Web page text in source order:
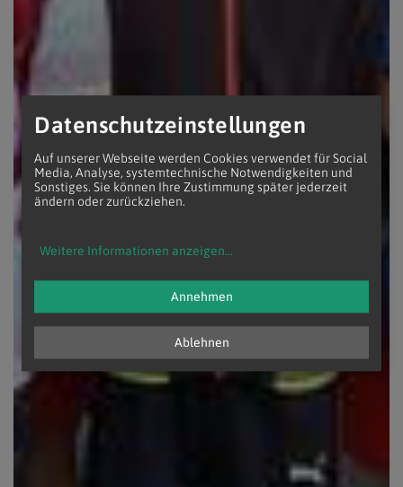
Datenschutzeinstellungen
Auf unserer Webseite werden Cookies verwendet für Social
Media, Analyse, systemtechnische Notwendigkeiten und
Sonstiges. Sie können Ihre Zustimmung später jederzeit
ändern oder zurückziehen.
Weitere Informationen anzeigen...
Ablehnen
Annehmen